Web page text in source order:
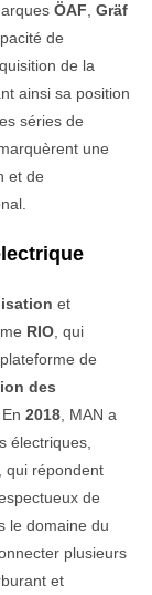
ÖAF, Gräf
de
de la
ainsi sa position
séries de
une
et de
et
RIO, qui
de
des
2018, MAN a
électriques,
, qui répondent
de
le domaine du
plusieurs
et